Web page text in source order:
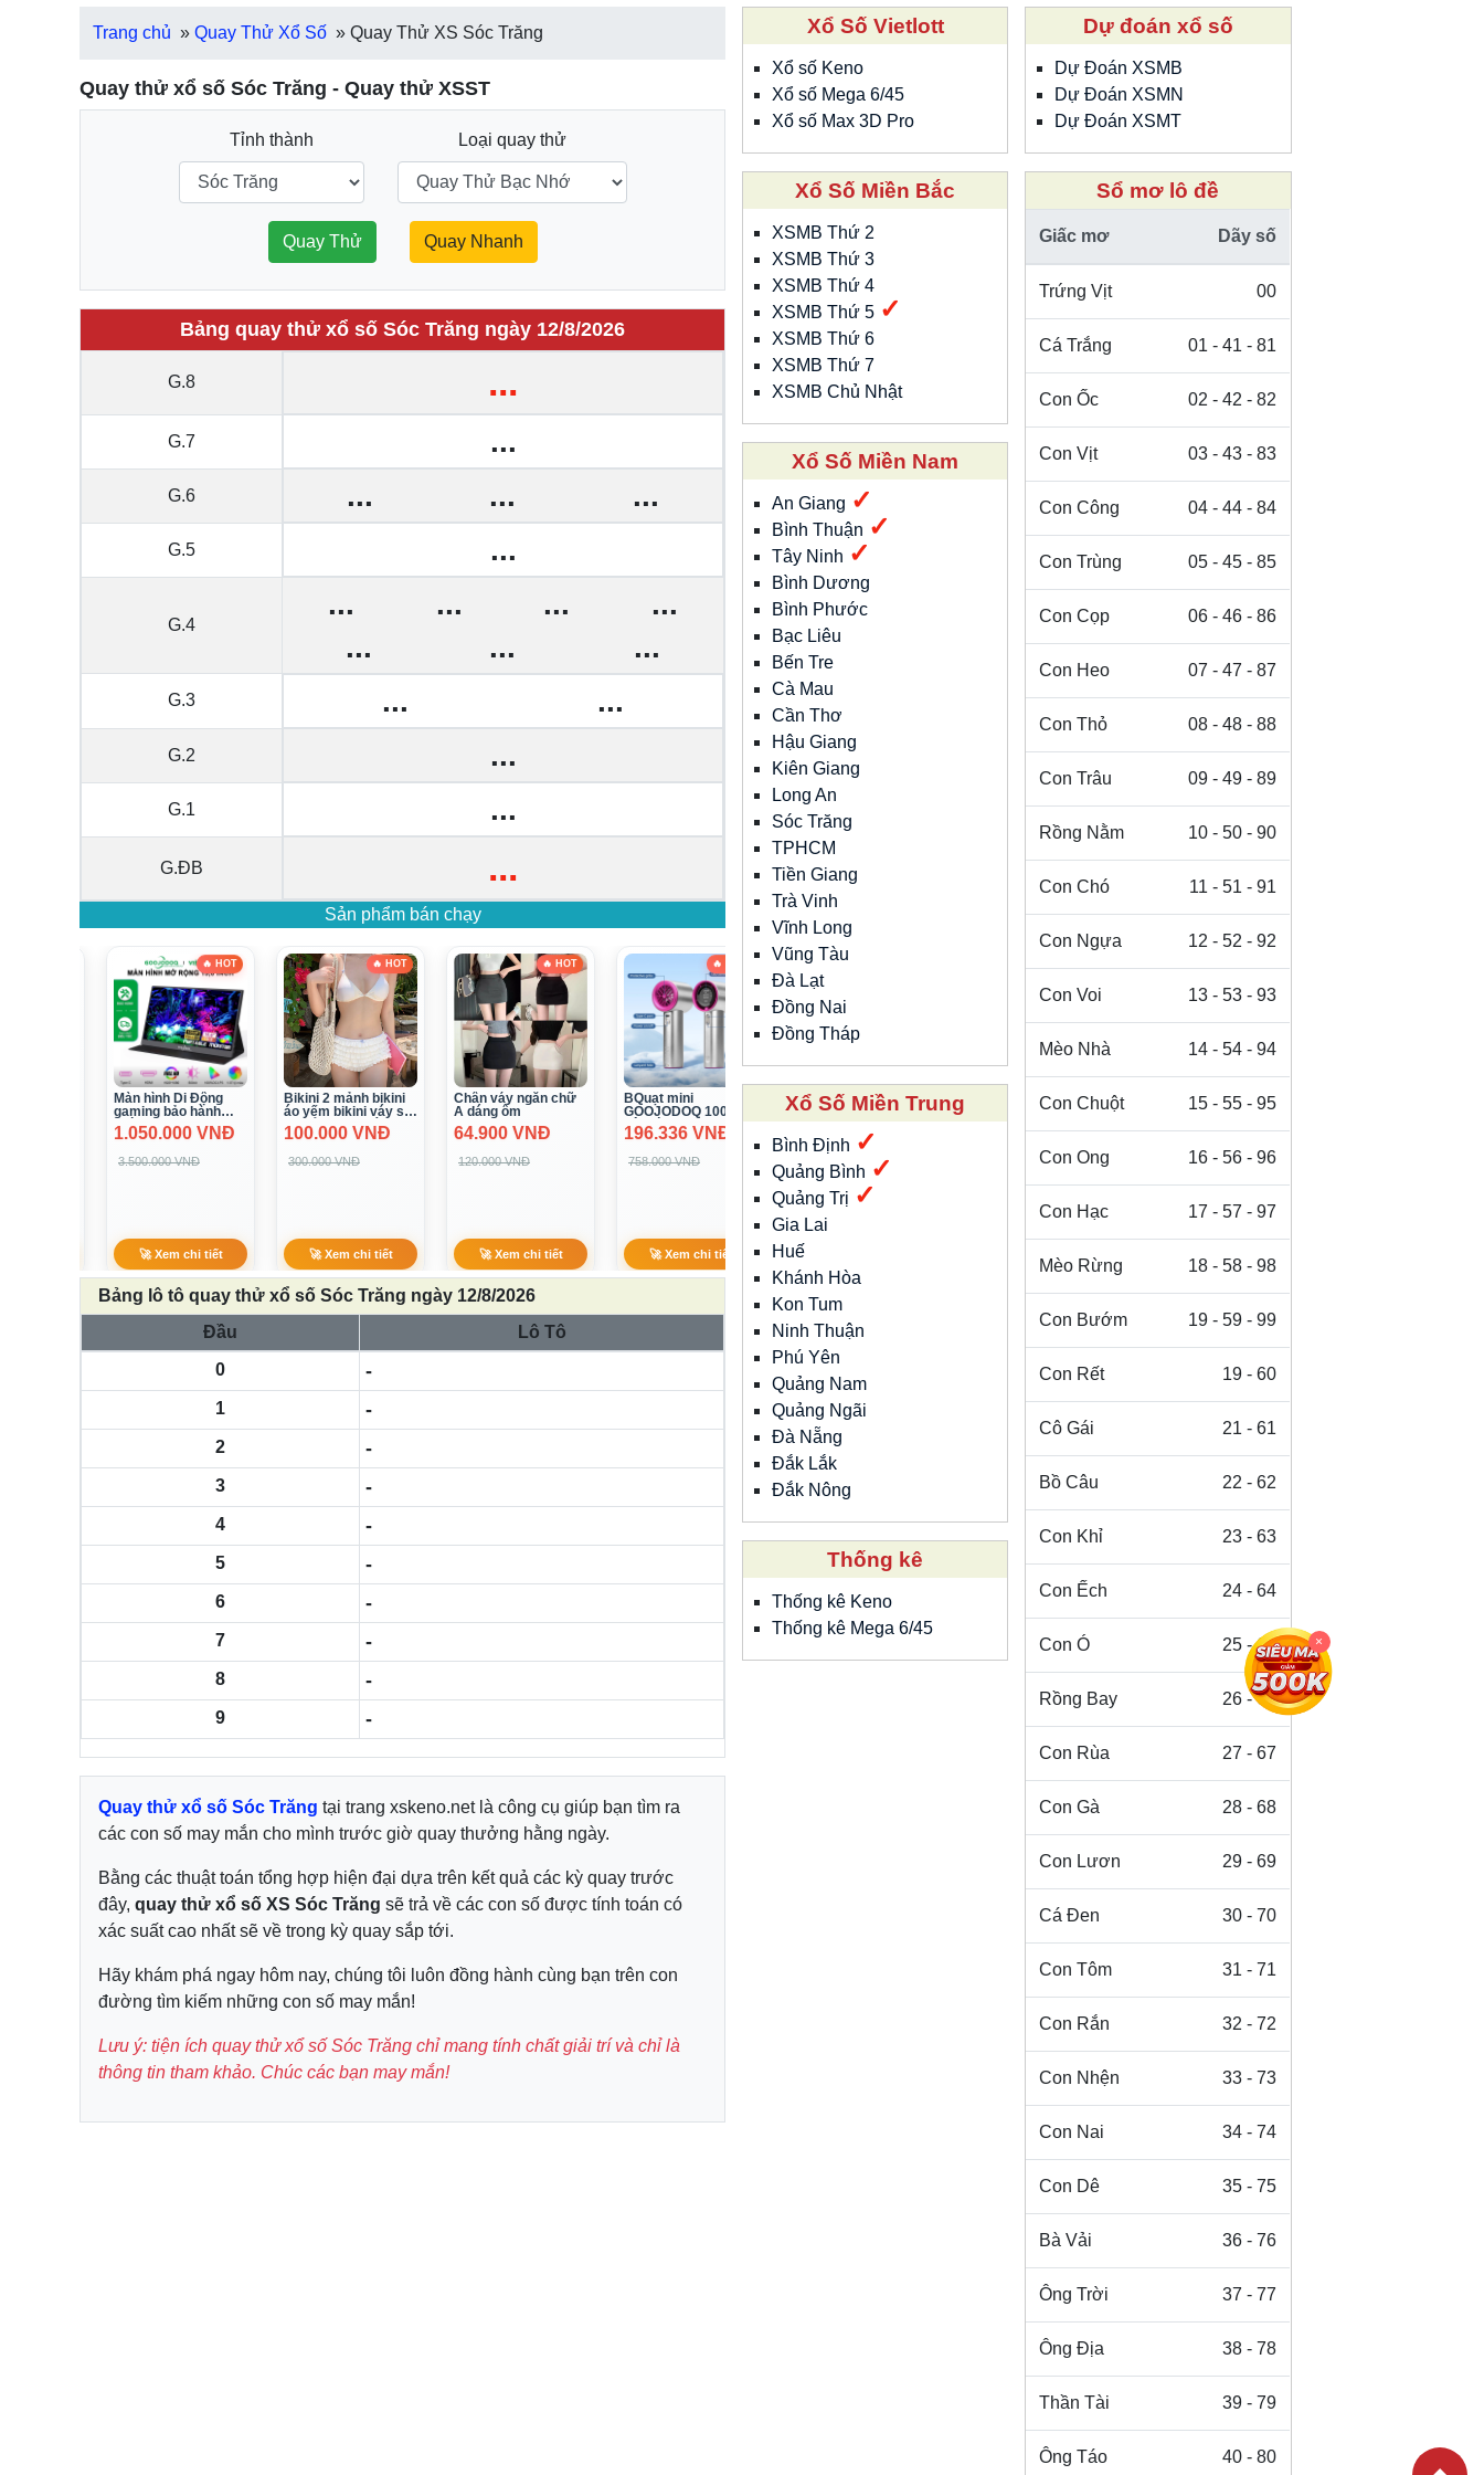
Trang chủ » Quay Thử Xổ Số » Quay Thử XS Sóc Trăng
Quay thử xổ số Sóc Trăng - Quay thử XSST
Tỉnh thành Loại quay thử
Quay Thử Quay Nhanh
Bảng quay thử xổ số Sóc Trăng ngày 12/8/2026
G.8 ...
G.7 ...
G.6 ... ... ...
G.5 ...
G.4
... ... ...
...
...
... ...
G.3 ... ...
G.2 ...
G.1 ...
G.ĐB ...
Sản phẩm bán chạy
Bikini 2 mảnh bikini
áo yếm bikini váy set
đi biển ngọt ngào
bikini sang chảnh
có sẵn sl ít)
100.000 VNĐ
300.000 VNĐ
🚀 Xem chi tiết
🔥 HOT
Chân váy ngắn chữ
A dáng ôm
64.900 VNĐ
120.000 VNĐ
🚀 Xem chi tiết
🔥 HOT
BQuạt mini
GOOJODOQ 100 tốc
độ gió
196.336 VNĐ
758.000 VNĐ
🚀 Xem chi tiết
🔥 HOT
Combo 20 gói CHÂN
GÀ TÊ CAY RÚT
XƯƠNG - ĂN CÙNG
BÀ TUYẾT M83
182.620 VNĐ
🚀 Xem chi tiết
Bảng lô tô quay thử xổ số Sóc Trăng ngày 12/8/2026
Đầu
Lô Tô
0
-
1 -
2 -
3 -
4 -
5 -
6 -
7 -
8 -
9 -
Quay thử xổ số Sóc Trăng tại trang xskeno.net là công cụ giúp bạn tìm ra
các con số may mắn cho mình trước giờ quay thưởng hằng ngày.
Bằng các thuật toán tổng hợp hiện đại dựa trên kết quả các kỳ quay trước
đây, quay thử xổ số XS Sóc Trăng sẽ trả về các con số được tính toán có
xác suất cao nhất sẽ về trong kỳ quay sắp tới.
Hãy khám phá ngay hôm nay, chúng tôi luôn đồng hành cùng bạn trên con
đường tìm kiếm những con số may mắn!
Lưu ý: tiện ích quay thử xổ số Sóc Trăng chỉ mang tính chất giải trí và chỉ là
thông tin tham khảo. Chúc các bạn may mắn!
Xổ Số Vietlott
Xổ số Keno
Xổ số Mega 6/45
Xổ số Max 3D Pro
Xổ Số Miền Bắc
XSMB Thứ 2
XSMB Thứ 3
XSMB Thứ 4
XSMB Thứ 5 ✓
XSMB Thứ 6
XSMB Thứ 7
XSMB Chủ Nhật
Xổ Số Miền Nam
An Giang ✓
Bình Thuận ✓
Tây Ninh ✓
Bình Dương
Bình Phước
Bạc Liêu
Bến Tre
Cà Mau
Cần Thơ
Hậu Giang
Kiên Giang
Long An
Sóc Trăng
TPHCM
Tiền Giang
Trà Vinh
Vĩnh Long
Vũng Tàu
Đà Lạt
Đồng Nai
Đồng Tháp
Xổ Số Miền Trung
Bình Định ✓
Quảng Bình ✓
Quảng Trị ✓
Gia Lai
Huế
Khánh Hòa
Kon Tum
Ninh Thuận
Phú Yên
Quảng Nam
Quảng Ngãi
Đà Nẵng
Đắk Lắk
Đắk Nông
Thống kê
Thống kê Keno
Thống kê Mega 6/45
Dự đoán xổ số
Dự Đoán XSMB
Dự Đoán XSMN
Dự Đoán XSMT
Sổ mơ lô đề
Giấc mơ Dãy số
Trứng Vịt 00
Cá Trắng 01 - 41 - 81
Con Ốc 02 - 42 - 82
Con Vịt 03 - 43 - 83
Con Công 04 - 44 - 84
Con Trùng 05 - 45 - 85
Con Cọp 06 - 46 - 86
Con Heo 07 - 47 - 87
Con Thỏ 08 - 48 - 88
Con Trâu 09 - 49 - 89
Rồng Nằm 10 - 50 - 90
Con Chó 11 - 51 - 91
Con Ngựa 12 - 52 - 92
Con Voi 13 - 53 - 93
Mèo Nhà 14 - 54 - 94
Con Chuột 15 - 55 - 95
Con Ong 16 - 56 - 96
Con Hạc 17 - 57 - 97
Mèo Rừng 18 - 58 - 98
Con Bướm 19 - 59 - 99
Con Rết 19 - 60
Cô Gái 21 - 61
Bồ Câu 22 - 62
Con Khỉ 23 - 63
Con Ếch 24 - 64
Con Ó 25 - 65
Rồng Bay 26 - 66
Con Rùa 27 - 67
Con Gà 28 - 68
Con Lươn 29 - 69
Cá Đen 30 - 70
Con Tôm 31 - 71
Con Rắn 32 - 72
Con Nhện 33 - 73
Con Nai 34 - 74
Con Dê 35 - 75
Bà Vải 36 - 76
Ông Trời 37 - 77
Ông Địa 38 - 78
Thần Tài 39 - 79
Ông Táo 40 - 80
×